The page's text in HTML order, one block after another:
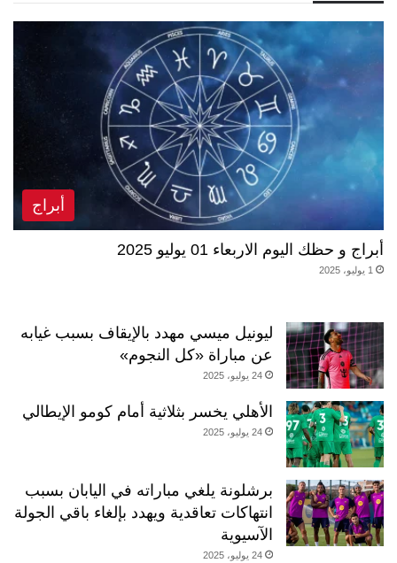
أبراج
أبراج و حظك اليوم الاربعاء 01 يوليو 2025
1 يوليو، 2025
ليونيل ميسي مهدد بالإيقاف بسبب غيابه
عن مباراة «كل النجوم»
24 يوليو، 2025
الأهلي يخسر بثلاثية أمام كومو الإيطالي
24 يوليو، 2025
برشلونة يلغي مباراته في اليابان بسبب
انتهاكات تعاقدية ويهدد بإلغاء باقي الجولة
الآسيوية
24 يوليو، 2025